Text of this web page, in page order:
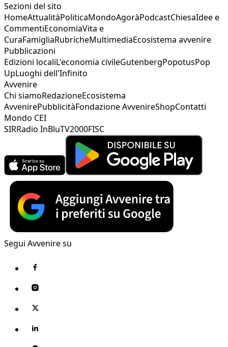
Sezioni del sito
HomeAttualitàPoliticaMondoAgoràPodcastChiesaIdee e
CommentiEconomiaVita e
CuraFamigliaRubricheMultimediaEcosistema avvenire
Pubblicazioni
Edizioni localiL'economia civileGutenbergPopotusPop
UpLuoghi dell'Infinito
Avvenire
Chi siamoRedazioneEcosistema
AvvenirePubblicitàFondazione AvvenireShopContatti
Mondo CEI
SIRRadio InBluTV2000FISC
Segui Avvenire su